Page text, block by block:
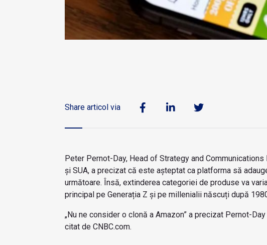
Share articol via
Peter Pernot-Day, Head of Strategy and
și SUA, a precizat că este așteptat ca platforma să
următoare. Însă, extinderea categoriei de produse va
principal pe Generația Z și pe millenialii născuți după
„Nu ne consider o clonă a Amazon” a precizat Pernot-
citat de CNBC.com.